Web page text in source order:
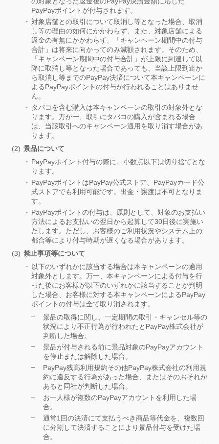
PayPayポイントが付与されます。
対象店舗との取引について取消し等となった場合、取消
し等の理由の如何にかかわらず、また、対象店舗による
返金の有無にかかわらず、「キャンペーン期間中の付与
合計」は将来に向かってのみ減額されます。そのため、
「キャンペーン期間中の付与合計」が上限に到達して以
降に取消し等となった場合であっても、当該上限到達か
ら取消し等までのPayPay決済について本キャンペーンに
よるPayPayポイントの付与が行われることはありませ
ん。
タバコを含む購入は本キャンペーンの取引の対象外とな
ります。万が一、取引にタバコの購入が含まれる場合
は、当該取引へのキャンペーン適用を取り消す場合があ
ります。
景品について
PayPayポイント付与の際に、小数点以下は切り捨てとな
ります。
PayPayポイントはPayPay公式ストア、PayPayカード公
式ストアでも利用可能です。出金・譲渡は不可となりま
す。
PayPayポイントの付与は、原則として、対象のお支払い
方法によるお支払いの翌日から起算して30日後に実施い
たします。ただし、お客様のご利用状況やシステム上の
都合等により付与時期が遅くなる場合があります。
禁止事項等について
以下のいずれかに該当する場合は本キャンペーンの適用
対象外とします。万一、本キャンペーンによる付与を行
った後にお客様が以下のいずれかに該当することが判明
した場合、お客様に対する本キャンペーンによるPayPay
ポイントの付与は全て取り消されます。
景品の取得に関し、一定期間の取引・キャンセル等の
状況により不正行為が行われたとPayPay株式会社が
判断した場合。
景品が付与される前に景品対象のPayPayアカウント
を停止または解除した場合。
PayPay残高利用規約その他PayPay株式会社の利用規
約に違反する行為があった場合、またはそのおそれが
あると同社が判断した場合。
お一人様が複数のPayPayアカウントを利用した場
合。
通常1回の決済にて支払うべき商品等代金を、複数回
に分割して決済することにより景品付与を受けた場
合。